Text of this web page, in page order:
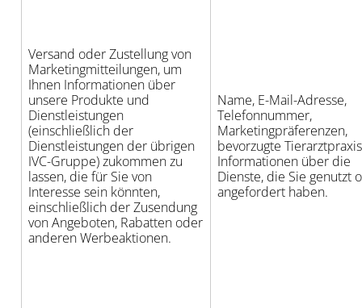
Versand oder Zustellung von
Marketingmitteilungen, um
Ihnen Informationen über
unsere Produkte und
Dienstleistungen
(einschließlich der
Dienstleistungen der übrigen
IVC-Gruppe) zukommen zu
lassen, die für Sie von
Interesse sein könnten,
einschließlich der Zusendung
von Angeboten, Rabatten oder
anderen Werbeaktionen.
Name, E-Mail-Adresse,
Telefonnummer,
Marketingpräferenzen,
bevorzugte
Informationen über die
Dienste, die Sie genutzt
angefordert haben.